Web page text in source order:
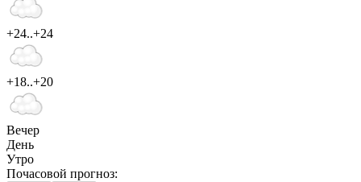
+24..+24
+18..+20
Вечер
День
Утро
Почасовой прогноз: